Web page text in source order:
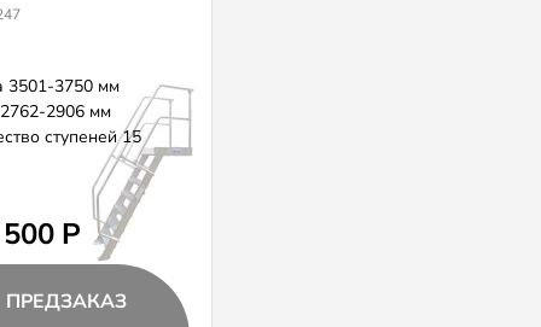
3501-3750 мм
2906 мм
ступеней 15
Р
ПРЕДЗАКАЗ